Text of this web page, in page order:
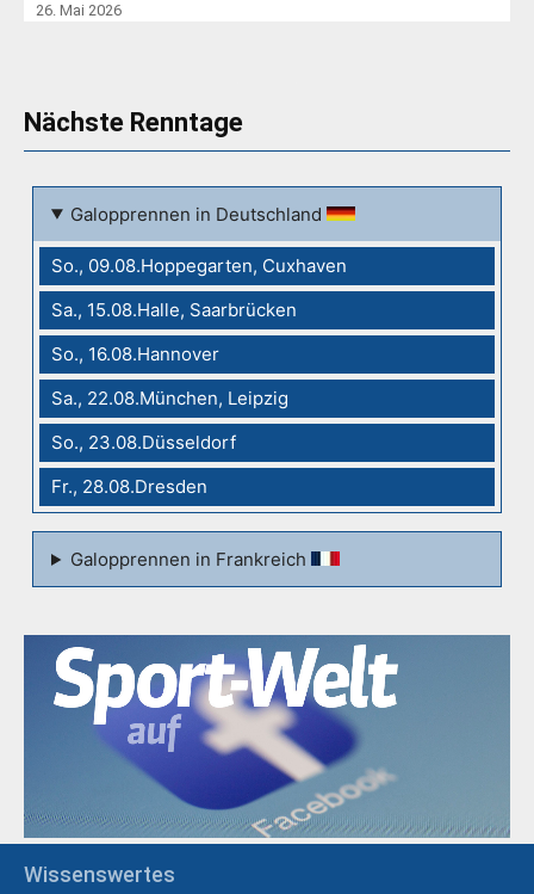
26. Mai 2026
Nächste Renntage
Galopprennen in Deutschland
So., 09.08.Hoppegarten, Cuxhaven
Sa., 15.08.Halle, Saarbrücken
So., 16.08.Hannover
Sa., 22.08.München, Leipzig
So., 23.08.Düsseldorf
Fr., 28.08.Dresden
Galopprennen in Frankreich
Wissenswertes